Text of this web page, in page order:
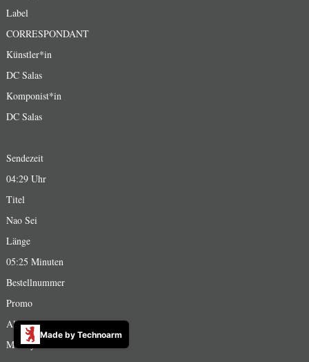
Label
CORRESPONDANT
Künstler*in
DC Salas
Komponist*in
DC Salas
Sendezeit
04:29 Uhr
Titel
Nao Sei
Länge
05:25 Minuten
Bestellnummer
Promo
Album
Mwedy EP
Made by Technoarm